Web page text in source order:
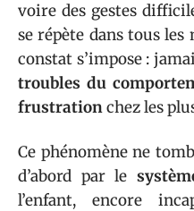
voire des gestes
se répète dans tous
constat s’impose :
troubles du
frustrationchez les
Ce phénomène ne
d’abord par le
l’enfant, encore